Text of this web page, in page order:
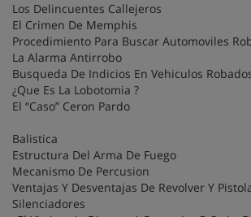
Los Delincuentes Callejeros
El Crimen De Memphis
Procedimiento Para Buscar Automoviles
La Alarma Antirrobo
Busqueda De Indicios En Vehiculos
¿Que Es La Lobotomia ?
El “Caso” Ceron Pardo
Balistica
Estructura Del Arma De Fuego
Mecanismo De Percusion
Ventajas Y Desventajas De Revolver Y
Silenciadores